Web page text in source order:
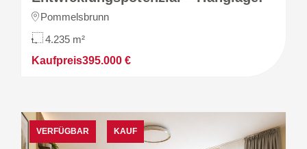
Pommelsbrunn
4.235 m²
Kaufpreis395.000 €
VERFÜGBAR KAUF